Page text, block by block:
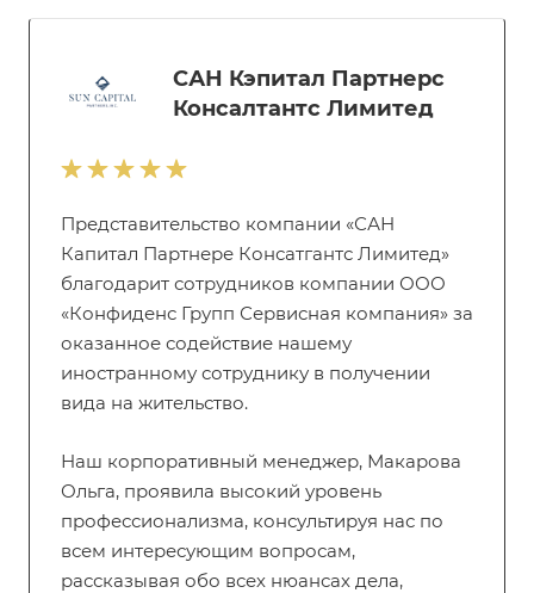
САН Кэпитал Партнерс
Консалтантс Лимитед
Представительство компании «САН
Капитал Партнере Консатгантс Лимитед»
благодарит сотрудников компании ООО
«Конфиденс Групп Сервисная компания» за
оказанное содействие нашему
иностранному сотруднику в получении
вида на жительство.
Наш корпоративный менеджер, Макарова
Ольга, проявила высокий уровень
профессионализма, консультируя нас по
всем интересующим вопросам,
рассказывая обо всех нюансах дела,